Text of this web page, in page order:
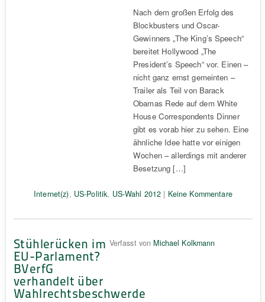
Nach dem großen Erfolg des
Blockbusters und Oscar-
Gewinners „The King’s Speech“
bereitet Hollywood „The
President’s Speech“ vor. Einen –
nicht ganz ernst gemeinten –
Trailer als Teil von Barack
Obamas Rede auf dem White
House Correspondents Dinner
gibt es vorab hier zu sehen. Eine
ähnliche Idee hatte vor einigen
Wochen – allerdings mit anderer
Besetzung […]
Internet(z), US-Politik, US-Wahl 2012 | Keine Kommentare
Stühlerücken im
EU-Parlament?
BVerfG
verhandelt über
Wahlrechtsbeschwerde
Verfasst von Michael Kolkmann